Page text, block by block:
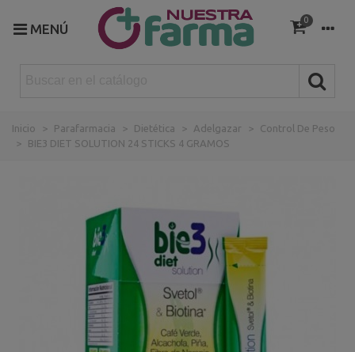
MENÚ
0
Inicio > Parafarmacia > Dietética > Adelgazar >
Control De Peso
>
BIE3 DIET SOLUTION 24 STICKS 4 GRAMOS